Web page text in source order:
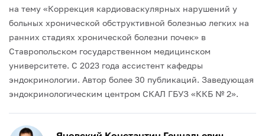
на тему «Коррекция кардиоваскулярных нарушений у
больных хронической обструктивной болезнью легких на
ранних стадиях хронической болезни почек» в
Ставропольском государственном медицинском
университете. С 2023 года ассистент кафедры
эндокринологии. Автор более 30 публикаций. Заведующая
эндокринологическим центром СКАЛ ГБУЗ «ККБ № 2».